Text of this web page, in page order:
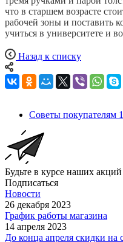
что в старшем возрасте
рабочей зоны и поставить
учиться в университете и
Назад к списку
Советы покупателям
Будьте в курсе наших
Подписаться
Новости
26 декабря 2023
График работы магазина
14 апреля 2023
До конца апреля скидки